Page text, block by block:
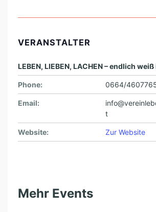
A
I
G
A
B
M
N
VERANSTALTER
LEBEN, LIEBEN, LACHEN – endlich
Phone: 0664/
Email:
t
Website: Zur Website
Mehr Events